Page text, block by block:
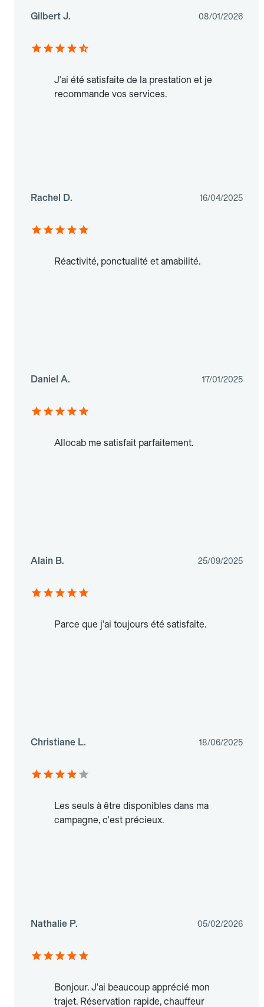
Gilbert J. 08/01/2026
J'ai été satisfaite de la prestation et je
recommande vos services.
Rachel D. 16/04/2025
Réactivité, ponctualité et amabilité.
Daniel A. 17/01/2025
Allocab me satisfait parfaitement.
Alain B. 25/09/2025
Parce que j'ai toujours été satisfaite.
Christiane L. 18/06/2025
Les seuls à être disponibles dans ma
campagne, c'est précieux.
Nathalie P. 05/02/2026
Bonjour. J'ai beaucoup apprécié mon
trajet. Réservation rapide, chauffeur